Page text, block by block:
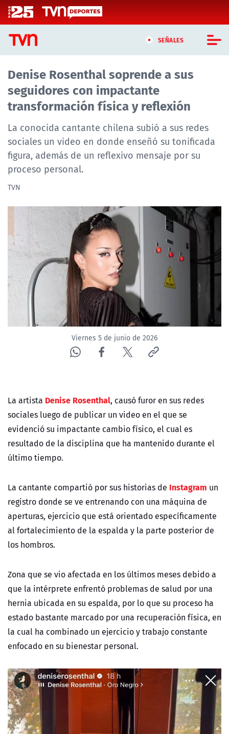
Click acá para ir directamente al contenido
SEÑALES
CASTING MASTERCHEF CHILE
CASTING TVN VERTICAL
TVN VERTICAL
TVN PLAY
PROGRAMAS
ACTUALIDAD Y TENDENCIAS
CORPORATIVO Y TRANSPARENCIA
CANAL DE DENUNCIAS
ÁREA DE PROYECTOS
Denise Rosenthal soprende a sus
seguidores con impactante
transformación física y reflexión
La conocida cantante chilena subió a sus redes
sociales un video en donde enseñó su tonificada
figura, además de un reflexivo mensaje por su
proceso personal.
TVN
Viernes 5 de junio de 2026
La artista Denise Rosenthal, causó furor en sus redes
sociales luego de publicar un video en el que se
evidenció su impactante cambio físico, el cual es
resultado de la disciplina que ha mantenido durante el
último tiempo.
La cantante compartió por sus historias de Instagram un
registro donde se ve entrenando con una máquina de
aperturas, ejercicio que está orientado específicamente
al fortalecimiento de la espalda y la parte posterior de
los hombros.
Zona que se vio afectada en los últimos meses debido a
que la intérprete enfrentó problemas de salud por una
hernia ubicada en su espalda, por lo que su proceso ha
estado bastante marcado por una recuperación física, en
la cual ha combinado un ejercicio y trabajo constante
enfocado en su bienestar personal.